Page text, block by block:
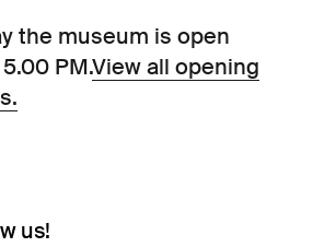
the museum is open
PM.View all opening
us!